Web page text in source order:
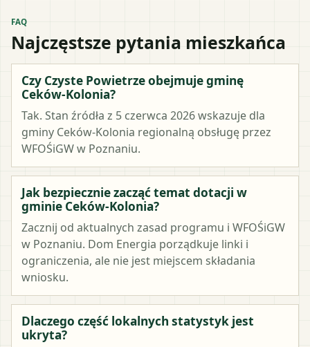
FAQ
Najczęstsze pytania mieszkańca
Czy Czyste Powietrze obejmuje gminę
Ceków-Kolonia?
Tak. Stan źródła z 5 czerwca 2026 wskazuje dla
gminy Ceków-Kolonia regionalną obsługę przez
WFOŚiGW w Poznaniu.
Jak bezpiecznie zacząć temat dotacji w
gminie Ceków-Kolonia?
Zacznij od aktualnych zasad programu i WFOŚiGW
w Poznaniu. Dom Energia porządkuje linki i
ograniczenia, ale nie jest miejscem składania
wniosku.
Dlaczego część lokalnych statystyk jest
ukryta?